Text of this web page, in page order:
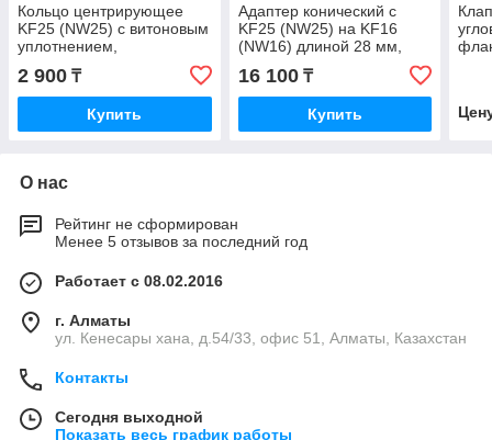
Кольцо центрирующее
KF25 (NW25) с витоновым
уплотнением,
нержавеющая сталь 304L
2 900 ₸
Купить
Адаптер конический с
KF25 (NW25) на KF16
(NW16) длиной 28 мм,
нержавеющая сталь 304L
16 100₸
Купить
О нас
Рейтинг не сформирован
Менее 5 отзывов за последний год
Работает с 08.02.2016
г. Алматы
ул. Кенесары хана, д.54/33, офис 51, Алматы, Казахстан
Контакты
Сегодня выходной
Показать весь график работы